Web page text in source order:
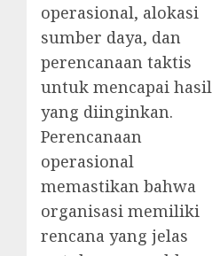
operasional, alokasi
sumber daya, dan
perencanaan taktis
untuk mencapai hasil
yang diinginkan.
Perencanaan
operasional
memastikan bahwa
organisasi memiliki
rencana yang jelas